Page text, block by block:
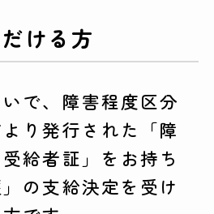
ける方
で、障害程度区分
り発行された「障
給者証」をお持ち
の支給決定を受け